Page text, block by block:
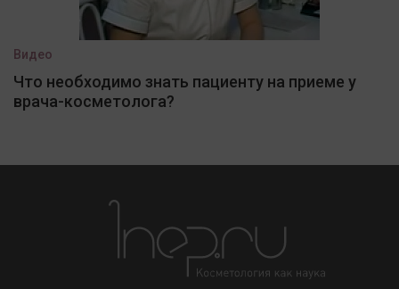
Видео
Что необходимо знать пациенту на приеме у
врача-косметолога?